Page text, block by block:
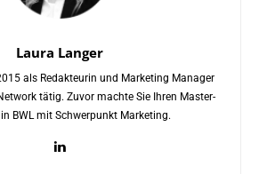
Laura Langer
als Redakteurin und Marketing Manager
tätig. Zuvor machte Sie Ihren Master-
BWL mit Schwerpunkt Marketing.